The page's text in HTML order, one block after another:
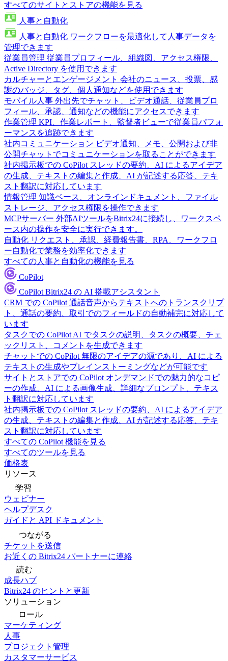
すべてのサイトとストアの機能を見る
人事と自動化
人事と自動化 ワークフローを最適化して人事データを
管理できます
従業員管理 従業員プロフィール、組織図、アクセス権限、
Active Directory を使用できます
カルチャーとエンゲージメント 会社のニュース、投票、感
謝のバッジ、タグ、個人通知などを使用できます
モバイル人事 外出先でチャット、ビデオ通話、従業員プロ
フィール、承認、通知などの機能にアクセスできます
作業管理 KPI、作業レポート、監督者ビューで従業員パフォ
ーマンスを追跡できます
社内コミュニケーション ビデオ通知、メモ、公開および非
公開チャットでコミュニケーションを取ることができます
社内掲示板での CoPilot スレッドの要約、AI によるアイデア
の生成、テキストの編集と作成、AI が記述する応答、テキ
スト翻訳に対応しています
情報管理 知識ベース、オンラインドキュメント、ファイル
ストレージ、アクセス権限を操作できます
MCPサーバー 外部AIツールをBitrix24に接続し、ワークスペ
ース内の操作を安全に実行できます。
自動化 リクエスト、承認、経費報告書、RPA、ワークフロ
ー自動化で業務を効率化できます
すべての人事と自動化の機能を見る
CoPilot
CoPilot Bitrix24 の AI 搭載アシスタント
CRM での CoPilot 通話音声からテキストへのトランスクリプ
ト、通話の要約、取引でのフィールドの自動補完に対応して
います
タスクでの CoPilot AI でタスクの説明、タスクの概要、チェ
ックリスト、コメントを生成できます
チャットでの CoPilot 無限のアイデアの源であり、AI による
テキストの生成やブレインストーミングなどが可能です
サイトとストアでの CoPilot オンデマンドでの魅力的なコピ
ーの作成、AI による画像生成、詳細なプロンプト、テキス
ト翻訳に対応しています
社内掲示板での CoPilot スレッドの要約、AI によるアイデア
の生成、テキストの編集と作成、AI が記述する応答、テキ
スト翻訳に対応しています
すべての CoPilot 機能を見る
すべてのツールを見る
価格表
リソース
学習
ウェビナー
ヘルプデスク
ガイドと API ドキュメント
つながる
チケットを送信
お近くの Bitrix24 パートナーに連絡
読む
成長ハブ
Bitrix24 のヒントと更新
ソリューション
ロール
マーケティング
人事
プロジェクト管理
カスタマーサービス